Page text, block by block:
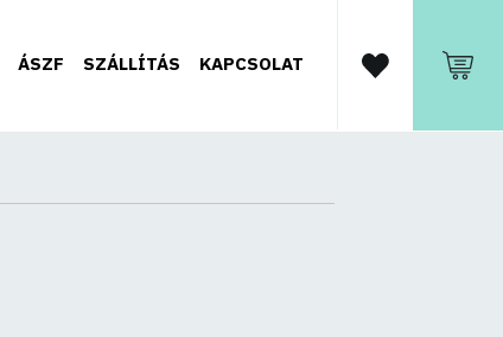
ÁSZF SZÁLLÍTÁS KAPCSOLAT